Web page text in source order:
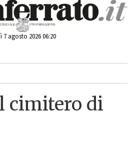
7 agosto 2026 06:20
cimitero di